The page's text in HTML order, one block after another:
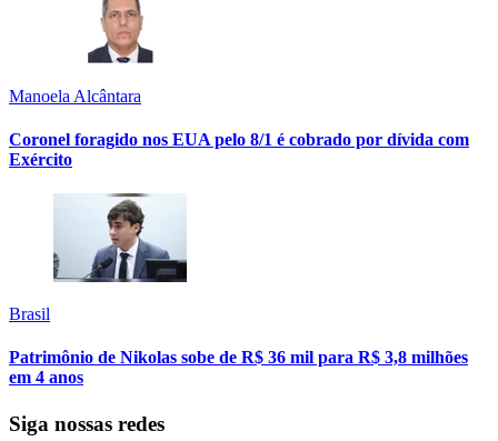
Manoela Alcântara
Coronel foragido nos EUA pelo 8/1 é cobrado por dívida com
Exército
Brasil
Patrimônio de Nikolas sobe de R$ 36 mil para R$ 3,8 milhões
em 4 anos
Siga nossas redes